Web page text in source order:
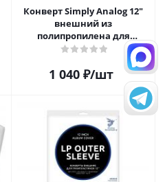
Конверт Simply Analog 12"
внешний из
полипропилена для
пластинок (25шт)
1 040₽/шт